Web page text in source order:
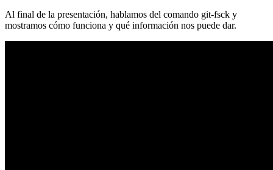
Al final de la presentación, hablamos del comando git-fsck y
mostramos cómo funciona y qué información nos puede dar.